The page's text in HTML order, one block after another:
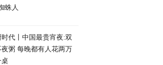
蛛人
时代丨中国最贵宵夜:双
夜粥 每晚都有人花两万